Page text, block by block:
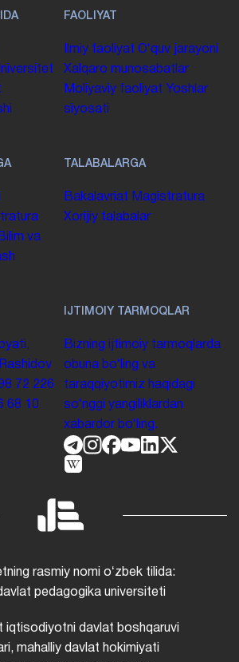
FAOLIYAT
Ilmiy faoliyat Oʻquv jarayoni
Xalqaro munosabatlar
Moliyaviy faoliyat Yoshlar
siyosati
Bilim va
TALABALARGA
Bakalavriat Magistratura
Xorijiy talabalar
72 226
68 10
IJTIMOIY TARMOQLAR
Bizning ijtimoiy tarmoqlarda
obuna boʻling va
taraqqiyotimiz haqidagi
soʻnggi yangiliklardan
xabardor boʻling.
rasmiy nomi oʻzbek tilida:
pedagogika universiteti
iqtisodiyotni davlat boshqaruvi
mahalliy davlat hokimiyati